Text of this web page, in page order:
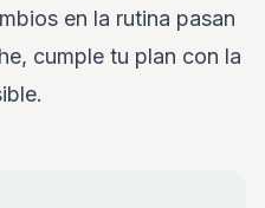
en la rutina pasan
cumple tu plan con la